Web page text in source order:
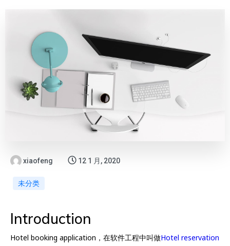
xiaofeng 12 1 月, 2020
未分类
Introduction
Hotel booking application，在软件工程中叫做Hotel reservation